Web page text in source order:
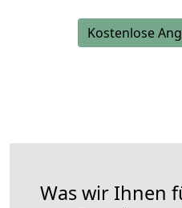
Kostenlose
Was wir Ihnen